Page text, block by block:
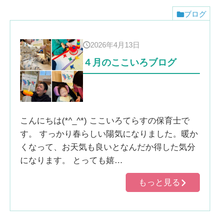
ブログ
2026年4月13日
４月のここいろブログ
こんにちは(*^_^*) ここいろてらすの保育士で
す。 すっかり春らしい陽気になりました。暖か
くなって、お天気も良いとなんだか得した気分
になります。 とっても嬉…
もっと見る